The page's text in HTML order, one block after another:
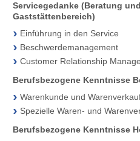
Servicegedanke (Beratung
Gaststättenbereich)
Einführung in den Service
Beschwerdemanagement
Customer Relationship
Berufsbezogene Kenntnisse
Warenkunde und
Spezielle Waren- und
Berufsbezogene Kenntnisse